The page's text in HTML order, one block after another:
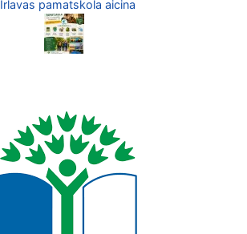
Irlavas pamatskola aicina